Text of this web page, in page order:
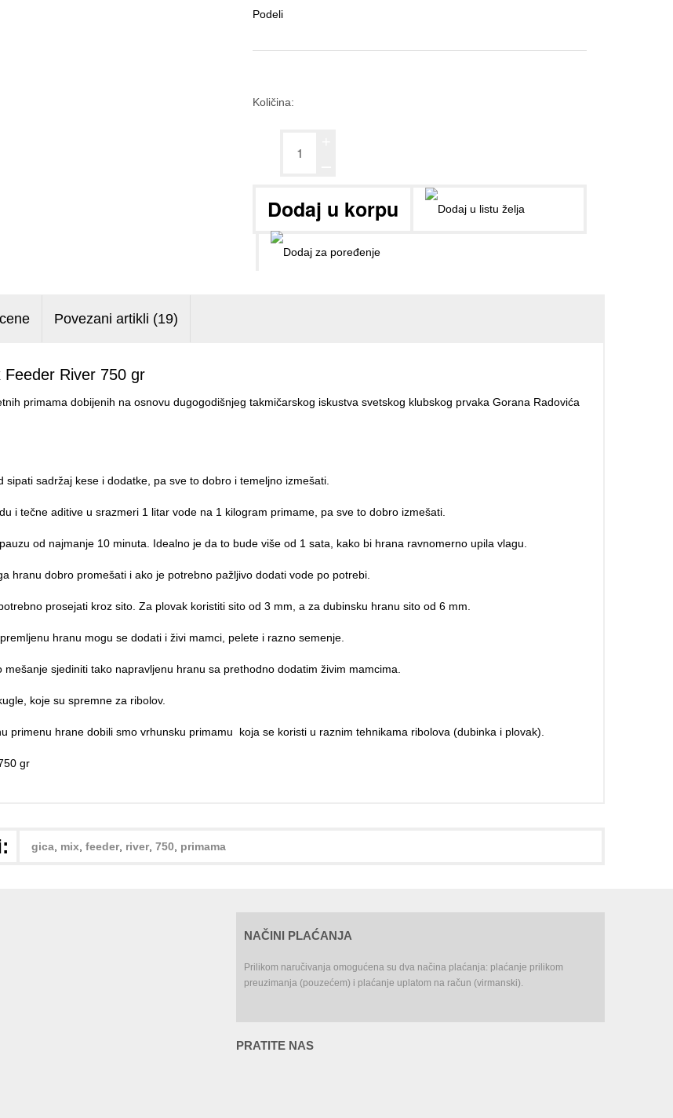
Podeli
Količina:
Povezani artikli (19)
Feeder River 750 gr
primama dobijenih na osnovu dugogodišnjeg takmičarskog iskustva svetskog klubskog prvaka Gorana Radovića
sipati sadržaj kese i dodatke, pa sve to dobro i temeljno izmešati.
i tečne aditive u srazmeri 1 litar vode na 1 kilogram primame, pa sve to dobro izmešati.
od najmanje 10 minuta. Idealno je da to bude više od 1 sata, kako bi hrana ravnomerno upila vlagu.
hranu dobro promešati i ako je potrebno pažljivo dodati vode po potrebi.
prosejati kroz sito. Za plovak koristiti sito od 3 mm, a za dubinsku hranu sito od 6 mm.
hranu mogu se dodati i živi mamci, pelete i razno semenje.
mešanje sjediniti tako napravljenu hranu sa prethodno dodatim živim mamcima.
koje su spremne za ribolov.
primenu hrane dobili smo vrhunsku primamu koja se koristi u raznim tehnikama ribolova (dubinka i plovak).
gr
gica mix feeder, river, 750 primama
NAČINI PLAĆANJA
Prilikom naručivanja omogućena su dva načina plaćanja: plaćanje prilikom
preuzimanja (pouzećem) i plaćanje uplatom na račun (virmanski).
PRATITE NAS